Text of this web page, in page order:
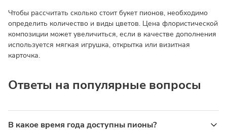
Чтобы рассчитать сколько стоит букет пионов, необходимо
определить количество и виды цветов. Цена флористической
композиции может увеличиться, если в качестве дополнения
используется мягкая игрушка, открытка или визитная
карточка.
Ответы на популярные вопросы
В какое время года доступны пионы?